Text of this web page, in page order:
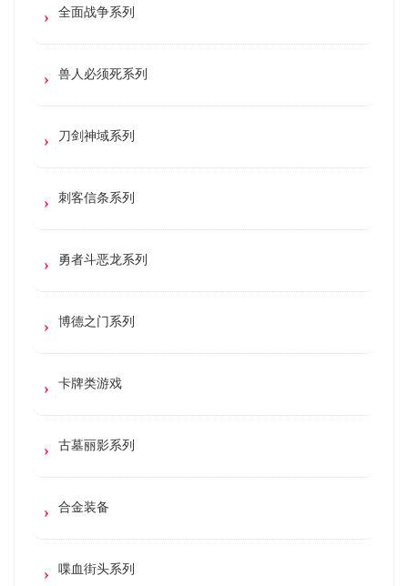
全面战争系列
兽人必须死系列
刀剑神域系列
刺客信条系列
勇者斗恶龙系列
博德之门系列
卡牌类游戏
古墓丽影系列
合金装备
喋血街头系列